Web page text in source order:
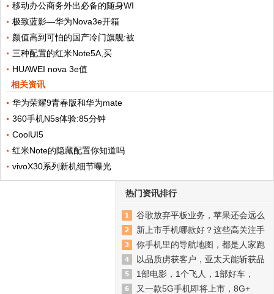
移动办公商务外出必备的随身WI
极致蓝影—华为Nova3e开箱
颜值高到可怕的国产冷门旗舰:被
三种配置的红米Note5A,买
HUAWEI nova 3e值
相关资讯
华为荣耀9青春版和华为mate
360手机N5s体验:85分钟
CoolUI5
红米Note的隐藏配置你知道吗
vivoX30系列新机细节曝光
热门资讯排行
谷歌放弃平板业务，苹果还会远么
新上市手机哪款好？这些高关注手
你手机里的导航地图，都是人家跑
以品质虏获客户，亚太天能斩获品
1部电影，1个飞人，1部好车，
又一款5G手机即将上市，8G+